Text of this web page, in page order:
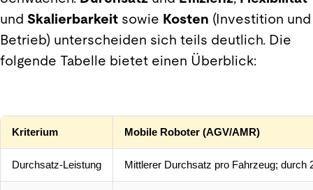
und Skalierbarkeit sowie Kosten (Investition und
Betrieb) unterscheiden sich teils deutlich. Die
folgende Tabelle bietet einen Überblick:
Kriterium Mobile Roboter (AGV/AMR)
Durchsatz-Leistung Mittlerer Durchsatz pro Fahrzeug; durch